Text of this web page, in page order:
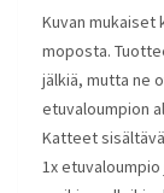
Kuvan
moposta.
jälkiä, mutta ne
etuvaloumpion
Katteet
1x